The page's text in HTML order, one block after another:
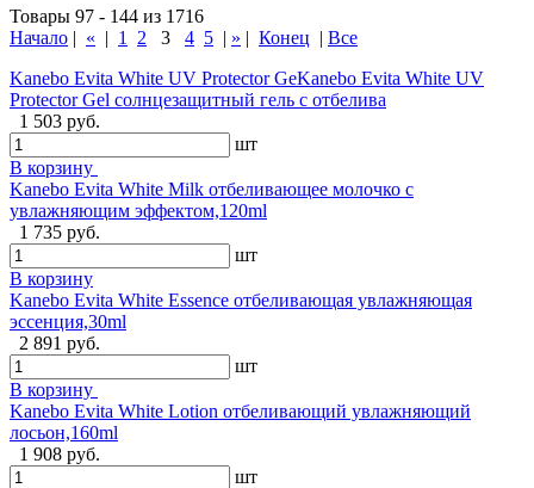
Товары 97 - 144 из 1716
Начало | « | 1 2 3 4 5 | » | Конец | Все
Kanebo Evita White UV Protector GeKanebo Evita White UV
Protector Gel солнцезащитный гель с отбелива
1 503 руб.
шт
В корзину
Kanebo Evita White Milk отбеливающее молочко с
увлажняющим эффектом,120ml
1 735 руб.
шт
В корзину
Kanebo Evita White Essence отбеливающая увлажняющая
эссенция,30ml
2 891 руб.
шт
В корзину
Kanebo Evita White Lotion отбеливающий увлажняющий
лосьон,160ml
1 908 руб.
шт